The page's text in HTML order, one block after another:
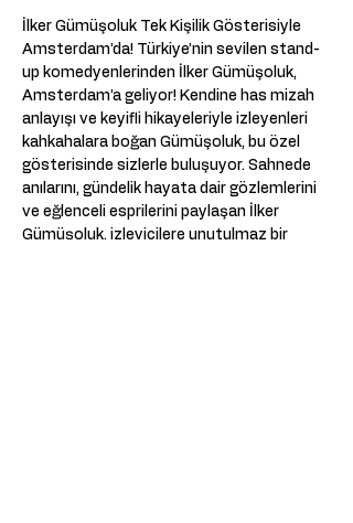
İlker Gümüşoluk Tek Kişilik Gösterisiyle
Amsterdam’da! Türkiye’nin sevilen stand-
up komedyenlerinden İlker Gümüşoluk,
Amsterdam’a geliyor! Kendine has mizah
anlayışı ve keyifli hikayeleriyle izleyenleri
kahkahalara boğan Gümüşoluk, bu özel
gösterisinde sizlerle buluşuyor. Sahnede
anılarını, gündelik hayata dair gözlemlerini
ve eğlenceli esprilerini paylaşan İlker
Gümüşoluk, izleyicilere unutulmaz bir